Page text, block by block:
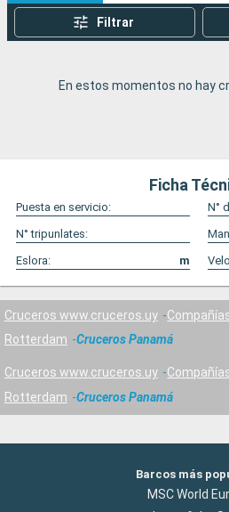
Filtrar
En estos momentos no hay
Ficha
Puesta en servicio:
N°
N° tripunlates:
Eslora:
m
Cruceros www.cruceros.uy
Rotterdam
Cruceros Panamá
Cruceros www.cruceros.uy
Rotterdam
Cruceros Panamá
Barcos más
MSC World